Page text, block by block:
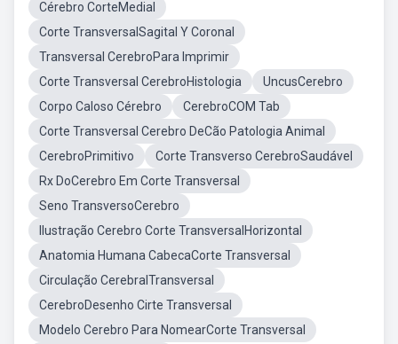
Cérebro CorteMedial
Corte TransversalSagital Y Coronal
Transversal CerebroPara Imprimir
Corte Transversal CerebroHistologia
UncusCerebro
Corpo Caloso Cérebro
CerebroCOM Tab
Corte Transversal Cerebro DeCão Patologia Animal
CerebroPrimitivo
Corte Transverso CerebroSaudável
Rx DoCerebro Em Corte Transversal
Seno TransversoCerebro
Ilustração Cerebro Corte TransversalHorizontal
Anatomia Humana CabecaCorte Transversal
Circulação CerebralTransversal
CerebroDesenho Cirte Transversal
Modelo Cerebro Para NomearCorte Transversal